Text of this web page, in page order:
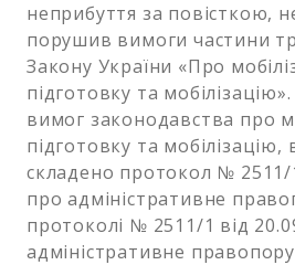
неприбуття за повісткою,
порушив вимоги частини
Закону України «Про
підготовку та
вимог законодавства про
підготовку та
складено протокол № 2511/
про адміністративне
протоколі № 2511/1 від
адміністративне